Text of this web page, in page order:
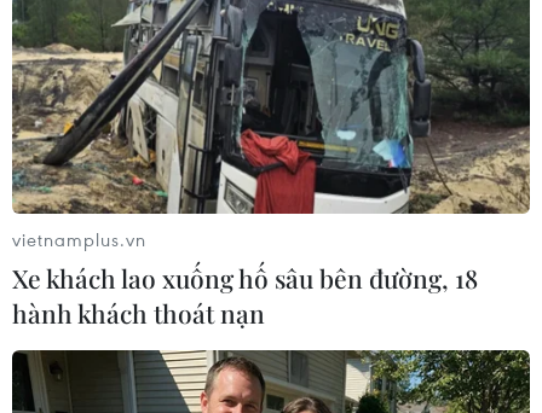
#AstraZeneca
#vắcxin ngừa COVID-19
#Pfizer-BioNTech
#hành động pháp lý Đức
Theo dõi VietnamPlus
TIN LIÊN QUAN
vietnamplus.vn
Xe khách lao xuống hố sâu bên đường, 18
hành khách thoát nạn